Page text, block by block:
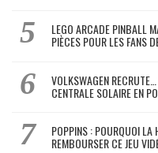
LEGO ARCADE PINBALL
PIÈCES POUR LES FANS
VOLKSWAGEN
CENTRALE SOLAIRE EN
POPPINS : POURQUOI LA
REMBOURSER CE JEU